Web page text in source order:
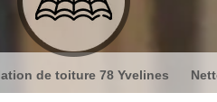
Nettoyage et démoussage de
toiture 78